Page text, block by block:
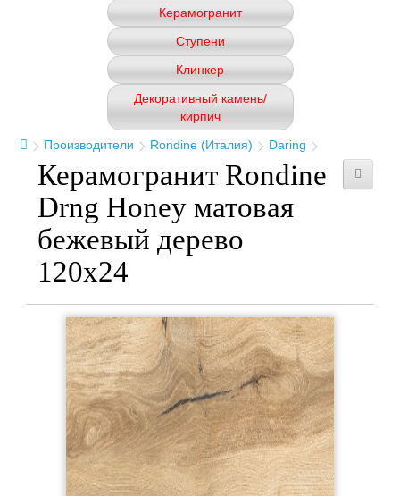
Керамогранит
Ступени
Клинкер
Декоративный камень/
кирпич
Производители
Rondine (Италия) Daring
Керамогранит Rondine
Drng Honey матовая
бежевый дерево
120x24